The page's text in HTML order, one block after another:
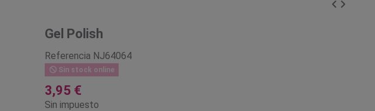
Gel Polish
Referencia NJ64064
Sin stock online
3,95 €
Sin impuesto